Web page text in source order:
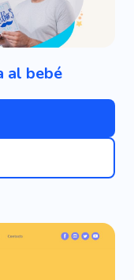
al bebé